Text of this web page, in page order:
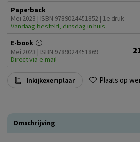
Paperback
Mei 2023 | ISBN 9789024451852 | 1e druk
Vandaag besteld, dinsdag in huis
E-book
Mei 2023 | ISBN 9789024451869
Direct via e-mail
Inkijkexemplaar Plaats op
Omschrijving